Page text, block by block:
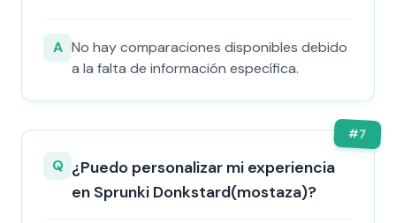
A No hay comparaciones disponibles debido
a la falta de información específica.
#7
Q ¿Puedo personalizar mi experiencia
en Sprunki Donkstard(mostaza)?